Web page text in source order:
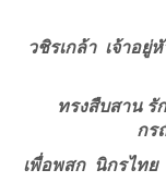
วชิรเกล้า เจ้าอยู่
ทรงสืบสาน รั
กร
เพื่อพสก นิกรไทย